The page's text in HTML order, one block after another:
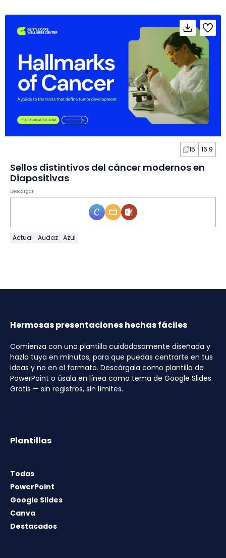
15 16:9
Sellos distintivos del cáncer modernos en
Diapositivas
Descargar
Actual Audaz Azul
Hermosas presentaciones hechas fáciles
Comienza con una plantilla cuidadosamente diseñada y
hazla tuya en minutos, para que puedas centrarte en tus
ideas y no en el formato. Descárgala como plantilla de
PowerPoint o úsala en línea como tema de Google Slides.
Gratis — sin registros, sin límites.
Plantillas
Todas
PowerPoint
Google Slides
Canva
Destacados